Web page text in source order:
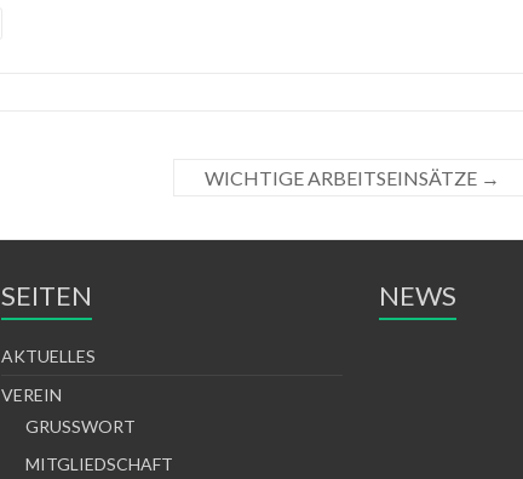
WICHTIGE ARBEITSEINSÄTZE →
SEITEN
AKTUELLES
VEREIN
GRUSSWORT
MITGLIEDSCHAFT
NEWS